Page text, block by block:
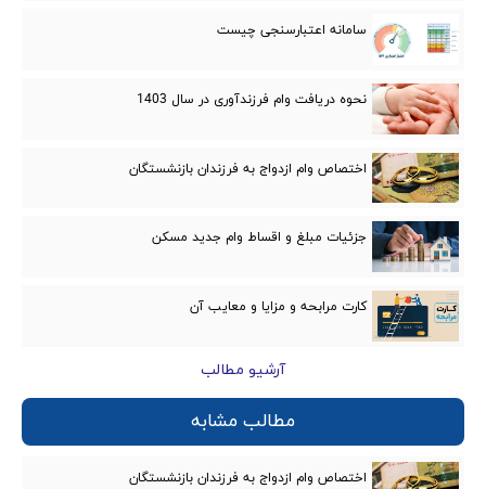
سامانه اعتبارسنجی چیست
نحوه دریافت وام فرزندآوری در سال 1403
اختصاص وام ازدواج به فرزندان بازنشستگان
جزئیات مبلغ و اقساط وام جدید مسکن
کارت مرابحه و مزایا و معایب‌ آن
آرشیو مطالب
مطالب مشابه
اختصاص وام ازدواج به فرزندان بازنشستگان